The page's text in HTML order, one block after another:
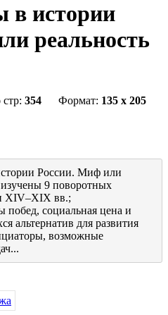
в истории
реальность
354 Формат: 135 x 205
России. Миф или
9 поворотных
XIV–XIX вв.;
социальная цена и
альтернатив для развития
возможные